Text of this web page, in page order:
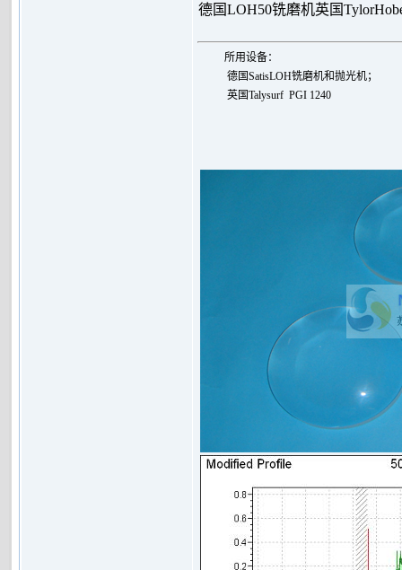
德国LOH50铣磨机英国
所用设备：
德国SatisLOH铣磨机和抛光机；
英国Talysurf PGI 1240